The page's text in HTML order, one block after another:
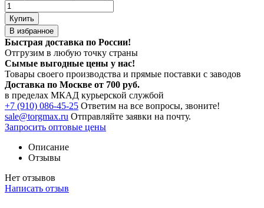
Купить
В избранное
Быстрая доставка по России!
Отгрузим в любую точку страны
Сымые выгодные цены у нас!
Товары своего производства и прямые поставки с заводов
Доставка по Москве от 700 руб.
в пределах МКАД курьерской службой
+7 (910) 086-45-25 Ответим на все вопросы, звоните!
sale@torgmax.ru Отправляйте заявки на почту.
Запросить оптовые цены
Описание
Отзывы
Нет отзывов
Написать отзыв